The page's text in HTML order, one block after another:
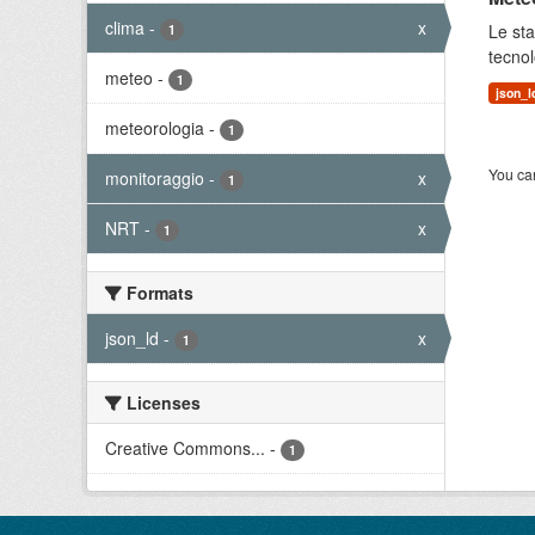
clima - 1 x
meteo - 1
meteorologia - 1
monitoraggio - 1 x
NRT - 1 x
Formats
json_ld - 1 x
Licenses
Creative Commons... - 1
Le
You